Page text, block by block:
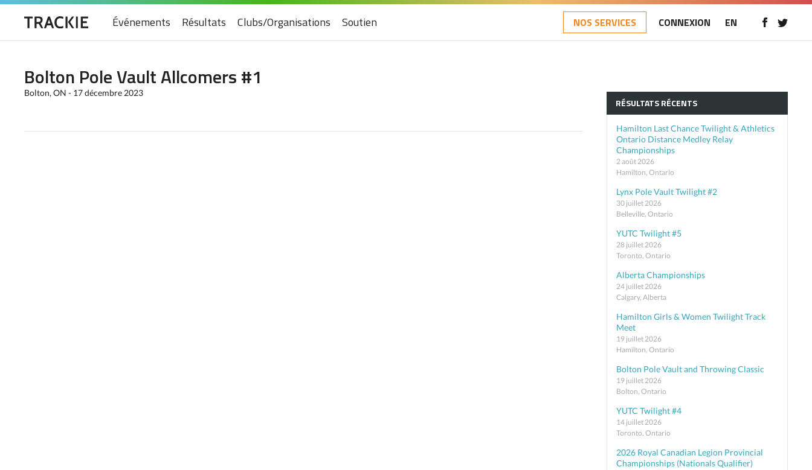
Événements Résultats Clubs/Organisations Soutien NOS SERVICES CONNEXION EN
Bolton Pole Vault Allcomers #1
Bolton, ON - 17 décembre 2023
RÉSULTATS RÉCENTS
Hamilton Last Chance Twilight & Athletics
Ontario Distance Medley Relay
Championships
2 août 2026
Hamilton, Ontario
Lynx Pole Vault Twilight #2
30 juillet 2026
Belleville, Ontario
YUTC Twilight #5
28 juillet 2026
Toronto, Ontario
Alberta Championships
24 juillet 2026
Calgary, Alberta
Hamilton Girls & Women Twilight Track
Meet
19 juillet 2026
Hamilton, Ontario
Bolton Pole Vault and Throwing Classic
19 juillet 2026
Bolton, Ontario
YUTC Twilight #4
14 juillet 2026
Toronto, Ontario
2026 Royal Canadian Legion Provincial
Championships (Nationals Qualifier)